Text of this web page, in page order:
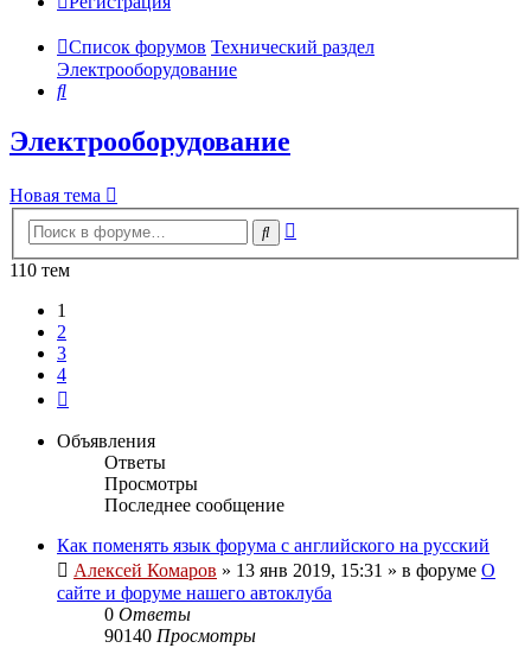
Список форумов Технический раздел
Электрооборудование
Поиск
Электрооборудование
Новая тема
Поиск
110 тем
1
2
3
4
Объявления
Ответы
Просмотры
Последнее сообщение
Как поменять язык форума с английского на русский
Алексей Комаров » 13 янв 2019, 15:31 » в форуме О
сайте и форуме нашего автоклуба
0 Ответы
90140 Просмотры